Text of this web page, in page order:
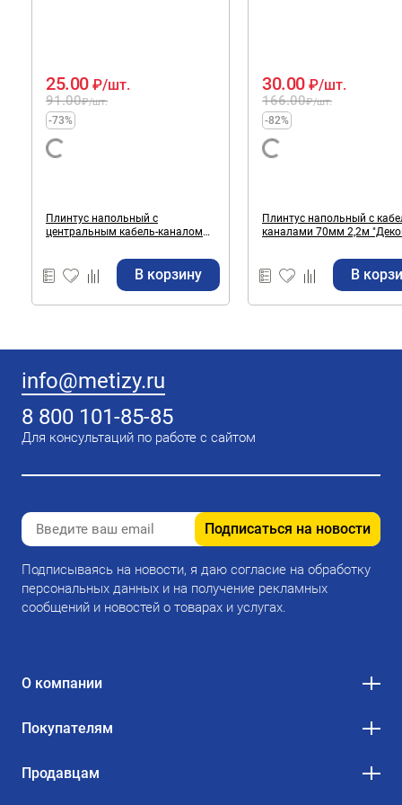
91.00₽/шт.
25.00 ₽/шт.
-73%
Плинтус напольный с
центральным кабель-каналом
В корзину
166.00₽/шт.
30.00 ₽/шт.
-82%
Плинтус напольный с
каналами 70мм 2,2м "Деконика"
В
info@metizy.ru
8 800 101-85-85
Для консультаций по работе с сайтом
Подписаться на новости
Подписываясь на новости, я даю согласие на обработку
персональных данных и на получение рекламных
сообщений и новостей о товарах и услугах.
О компании
Покупателям
Продавцам